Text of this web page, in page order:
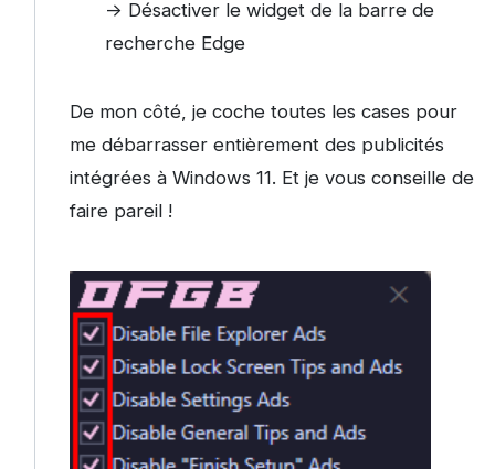
-> Désactiver le widget de la barre de
recherche Edge
De mon côté, je coche toutes les cases pour
me débarrasser entièrement des publicités
intégrées à Windows 11. Et je vous conseille de
faire pareil !